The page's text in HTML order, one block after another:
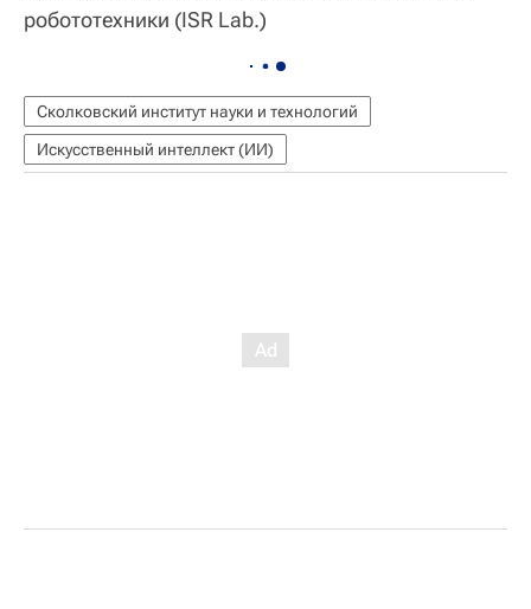
робототехники (ISR Lab.)
Сколковский институт науки и технологий
Искусственный интеллект (ИИ)